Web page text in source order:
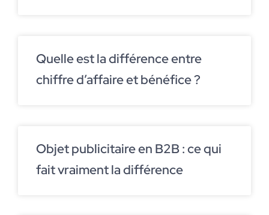
Quelle est la différence entre
chiffre d’affaire et bénéfice ?
Objet publicitaire en B2B : ce qui
fait vraiment la différence